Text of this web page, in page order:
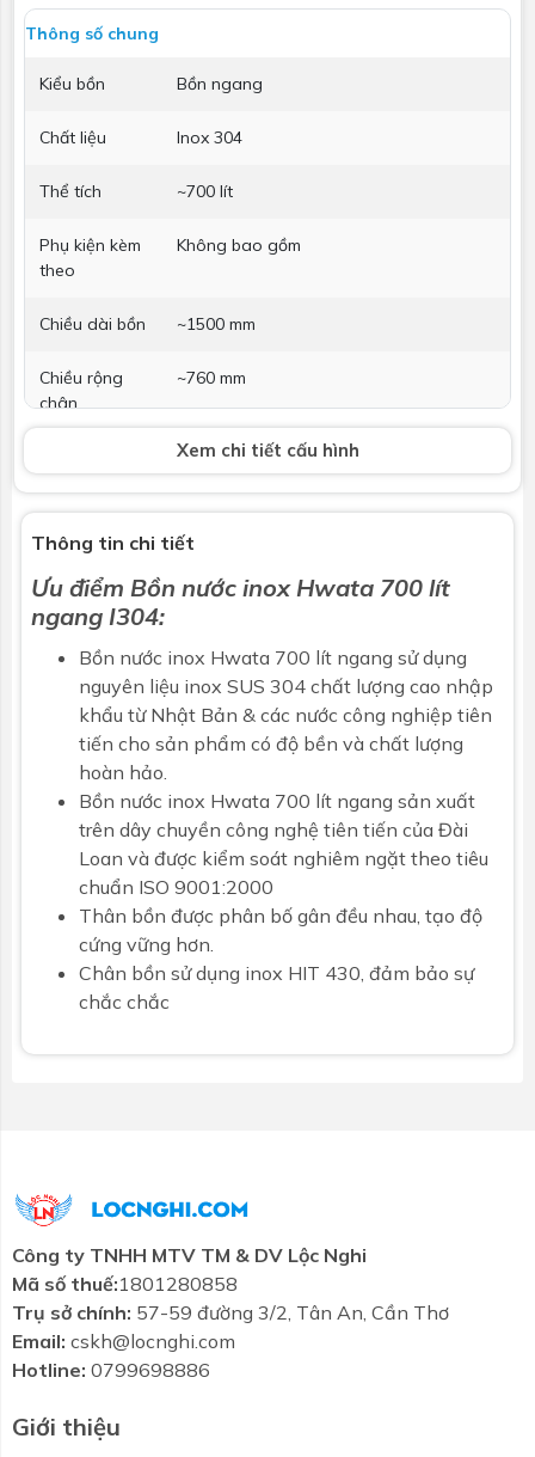
Thông số chung
Kiểu bồn Bồn ngang
Chất liệu Inox 304
Thể tích ~700 lít
Phụ kiện kèm
theo
Không bao gồm
Chiều dài bồn ~1500 mm
Chiều rộng
chân
~760 mm
~920 mm
Bảo hành Bảo hành chính hãng 12 năm
công bố chất lượng sản phẩm). Có thể được thay đổi bởi
nhà sản xuất mà không kịp báo trước.
Xem chi tiết cấu hình
Thông tin chi tiết
Ưu điểm Bồn nước inox Hwata 700 lít
ngang I304:
Bồn nước inox Hwata 700 lít ngang sử dụng
nguyên liệu inox SUS 304 chất lượng cao nhập
khẩu từ Nhật Bản & các nước công nghiệp tiên
tiến cho sản phẩm có độ bền và chất lượng
hoàn hảo.
Bồn nước inox Hwata 700 lít ngang sản xuất
trên dây chuyền công nghệ tiên tiến của Đài
Loan và được kiểm soát nghiêm ngặt theo tiêu
chuẩn ISO 9001:2000
Thân bồn được phân bố gân đều nhau, tạo độ
cứng vững hơn.
Chân bồn sử dụng inox HIT 430, đảm bảo sự
chắc chắc
Công ty TNHH MTV TM & DV Lộc Nghi
Mã số thuế:1801280858
Trụ sở chính: 57-59 đường 3/2, Tân An, Cần Thơ
Email: cskh@locnghi.com
Hotline: 0799698886
Giới thiệu